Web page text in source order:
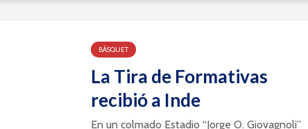
BÁSQUET
La Tira de Formativas
recibió a Inde
En un colmado Estadio “Jorge O. Giovagnoli”